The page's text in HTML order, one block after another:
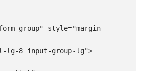
group" style="margin-